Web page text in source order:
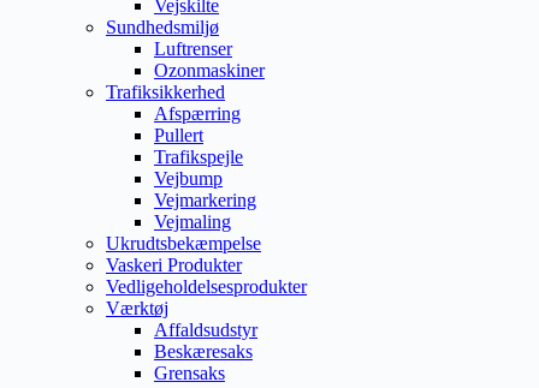
Vejskilte
Sundhedsmiljø
Luftrenser
Ozonmaskiner
Trafiksikkerhed
Afspærring
Pullert
Trafikspejle
Vejbump
Vejmarkering
Vejmaling
Ukrudtsbekæmpelse
Vaskeri Produkter
Vedligeholdelsesprodukter
Værktøj
Affaldsudstyr
Beskæresaks
Grensaks